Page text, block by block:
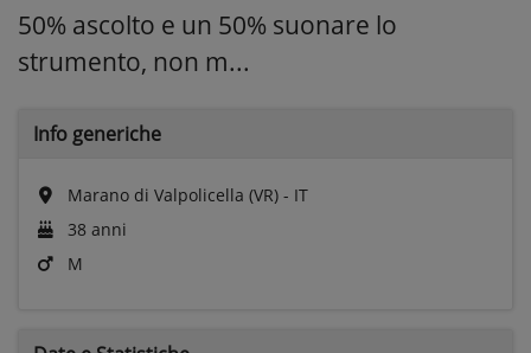
50% ascolto e un 50% suonare lo
strumento, non m...
Info generiche
Marano di Valpolicella (VR) - IT
38 anni
M